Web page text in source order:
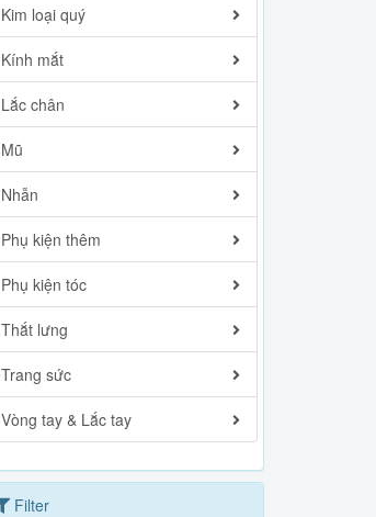
Kim loại quý
Kính mắt
Lắc chân
Mũ
Nhẫn
Phụ kiện thêm
Phụ kiện tóc
Thắt lưng
Trang sức
Vòng tay & Lắc tay
Filter